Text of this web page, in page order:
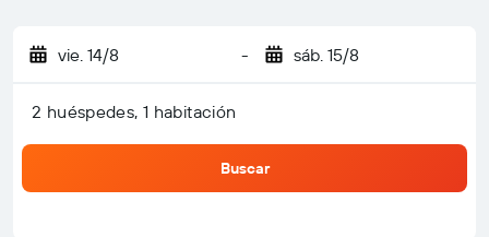
vie. 14/8 - sáb. 15/8
2 huéspedes, 1 habitación
Buscar